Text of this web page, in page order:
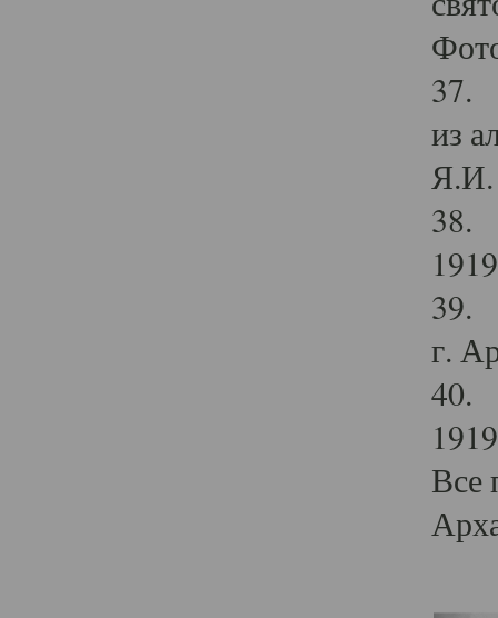
37.
из
Я.И.
38.
39.
г.
40.
Все